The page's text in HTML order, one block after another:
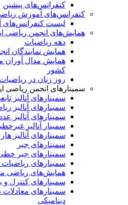
کنفرانس‎‌های پیشین
کنفرانس‌های آموزش
لیست
همایش‌های انجمن ریاضی
دهه ریاضیات
همایش نمایندگان
همایش مدال آوران
کشور
روز زنان در ریاضیات
سمینارهای انجمن ریاضی
سمینارهای آنالیز
سمینارهای آنالیز
سمینارهای آنالیز
سمینار آنالیز
سمینارهای آنالیز
سمینار‌های جبر
سمینارهای جبر
سمینار‌های ریاضیات
همایش‌های ریاضی
سمینارهای کنترل و
سمینارهای
دینامیکی